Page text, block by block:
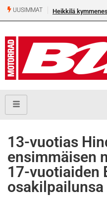
UUSIMMAT Heikkilä
13-vuotias
ensimmäisen
17-vuotiaiden
osakilpailunsa